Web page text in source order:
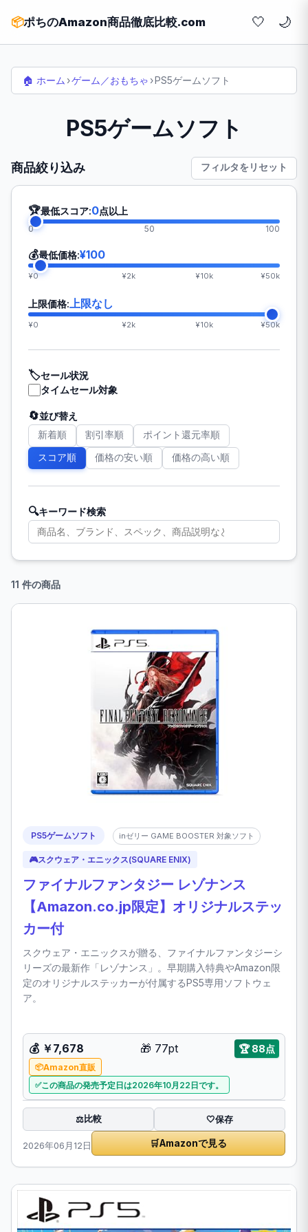
📦ポちのAmazon商品徹底比較.com 🤍
🏠 ホーム ›ゲーム／おもちゃ ›PS5ゲームソフト
PS5ゲームソフト
商品絞り込み フィルタをリセット
🏆最低スコア:0点以上
0 50 100
💰最低価格:¥100
¥0 ¥2k ¥10k ¥50k
上限価格: 上限なし
¥0 ¥2k ¥10k ¥50k
🏷️セール状況
タイムセール対象
🔄並び替え
新着順 割引率順 ポイント還元率順
スコア順 価格の安い順 価格の高い順
🔍キーワード検索
11 件の商品
PS5ゲームソフト inゼリー GAME BOOSTER 対象ソフト
🎮スクウェア・エニックス(SQUARE ENIX)
ファイナルファンタジー レゾナンス
【Amazon.co.jp限定】オリジナルステッ
カー付
スクウェア・エニックスが贈る、ファイナルファンタジーシ
リーズの最新作「レゾナンス」。早期購入特典やAmazon限
定のオリジナルステッカーが付属するPS5専用ソフトウェ
ア。
💰 ￥7,678 🎁 77pt 🏆88点
Amazon直販
この商品の発売予定日は2026年10月22日です。
⚖️比較 🤍保存
2026年06月12日 🛒Amazonで見る